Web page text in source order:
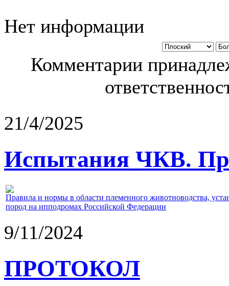
Нет информации
Комментарии
21/4/2025
Испытания ЧКВ.
Правила и нормы в области племенного животноводства,
пород на ипподромах Российской Федерации
9/11/2024
ПРОТОКОЛ